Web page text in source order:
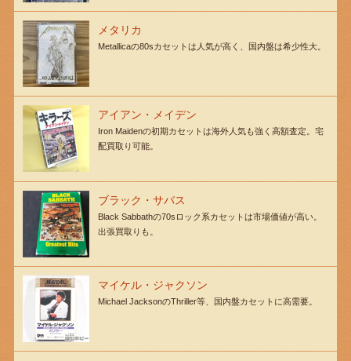
メタリカ
Metallicaの80sカセットは人気が高く、国内盤は希少性大。
アイアン・メイデン
Iron Maidenの初期カセットは海外人気も強く高額査定。宅
配買取り可能。
ブラック・サバス
Black Sabbathの70sロック系カセットは市場価値が高い。
出張買取りも。
マイケル・ジャクソン
Michael JacksonのThriller等、国内盤カセットに高需要。